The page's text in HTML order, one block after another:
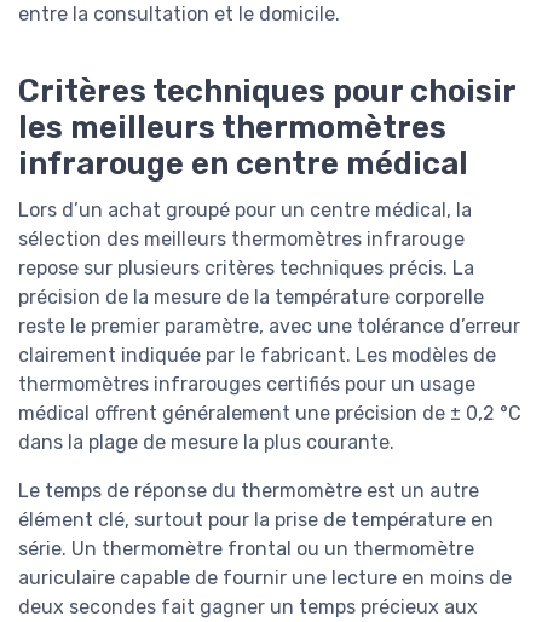
entre la consultation et le domicile.
Critères techniques pour choisir
les meilleurs thermomètres
infrarouge en centre médical
Lors d’un achat groupé pour un centre médical, la
sélection des meilleurs thermomètres infrarouge
repose sur plusieurs critères techniques précis. La
précision de la mesure de la température corporelle
reste le premier paramètre, avec une tolérance d’erreur
clairement indiquée par le fabricant. Les modèles de
thermomètres infrarouges certifiés pour un usage
médical offrent généralement une précision de ± 0,2 °C
dans la plage de mesure la plus courante.
Le temps de réponse du thermomètre est un autre
élément clé, surtout pour la prise de température en
série. Un thermomètre frontal ou un thermomètre
auriculaire capable de fournir une lecture en moins de
deux secondes fait gagner un temps précieux aux